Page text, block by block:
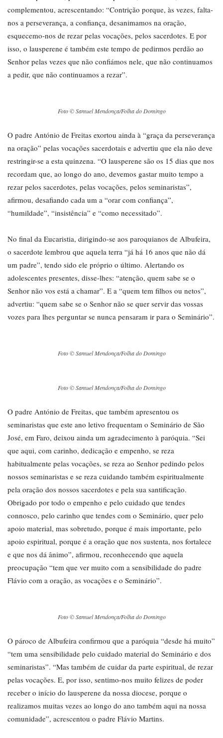
complementou, acrescentando: “Contrição porque, às vezes, falta-
nos a perseverança, a confiança, desanimamos na oração,
esquecemo-nos de rezar pelas vocações, pelos sacerdotes. E por
isso, o lausperene é também este tempo de pedirmos perdão ao
Senhor pelas vezes que não confiámos nele, que não continuamos
a pedir, que não continuamos a rezar”.
Foto © Samuel Mendonça/Folha do Domingo
O padre António de Freitas exortou ainda à “graça da perseverança
na oração” pelas vocações sacerdotais e advertiu que ela não deve
restringir-se a esta quinzena. “O lausperene são os 15 dias que nos
recordam que, ao longo do ano, devemos gastar muito tempo a
rezar pelos sacerdotes, pelas vocações, pelos seminaristas”,
afirmou, desafiando cada um a “orar com confiança”,
“humildade”, “insistência” e “como necessitado”.
No final da Eucaristia, dirigindo-se aos paroquianos de Albufeira,
o sacerdote lembrou que aquela terra “já há 16 anos que não dá
um padre”, tendo sido ele próprio o último. Alertando os
adolescentes presentes, disse-lhes: “atenção, quem sabe se o
Senhor não vos está a chamar”. E a “quem tem filhos ou netos”,
advertiu: “quem sabe se o Senhor não se quer servir das vossas
vozes para lhes perguntar se nunca pensaram ir para o Seminário”.
Foto © Samuel Mendonça/Folha do Domingo
Foto © Samuel Mendonça/Folha do Domingo
O padre António de Freitas, que também apresentou os
seminaristas que este ano letivo frequentam o Seminário de São
José, em Faro, deixou ainda um agradecimento à paróquia. “Sei
que aqui, com carinho, dedicação e empenho, se reza
habitualmente pelas vocações, se reza ao Senhor pedindo pelos
nossos seminaristas e se reza cuidando também espiritualmente
pela oração dos nossos sacerdotes e pela sua santificação.
Obrigado por todo o empenho e pelo cuidado que tendes
connosco, pelo carinho que tendes com o Seminário, quer pelo
apoio material, mas sobretudo, porque é mais importante, pelo
apoio espiritual, porque é a oração que nos sustenta, nos fortalece
e que nos dá ânimo”, afirmou, reconhecendo que aquela
preocupação “tem que ver muito com a sensibilidade do padre
Flávio com a oração, as vocações e o Seminário”.
Foto © Samuel Mendonça/Folha do Domingo
O pároco de Albufeira confirmou que a paróquia “desde há muito”
“tem uma sensibilidade pelo cuidado material do Seminário e dos
seminaristas”. “Mas também de cuidar da parte espiritual, de rezar
pelas vocações. E, por isso, sentimo-nos muito felizes de poder
receber o início do lausperene da nossa diocese, porque o
realizamos muitas vezes ao longo do ano também aqui na nossa
comunidade”, acrescentou o padre Flávio Martins.